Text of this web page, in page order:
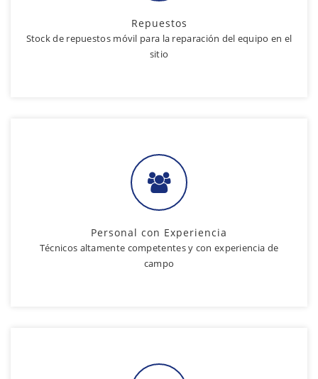
Repuestos
Stock de repuestos móvil para la reparación del equipo en el
sitio
Personal con Experiencia
Técnicos altamente competentes y con experiencia de
campo